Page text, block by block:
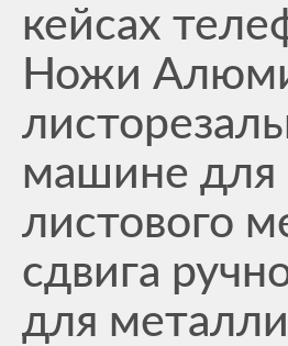
кейсах
Ножи
машине для
листового
сдвига
для